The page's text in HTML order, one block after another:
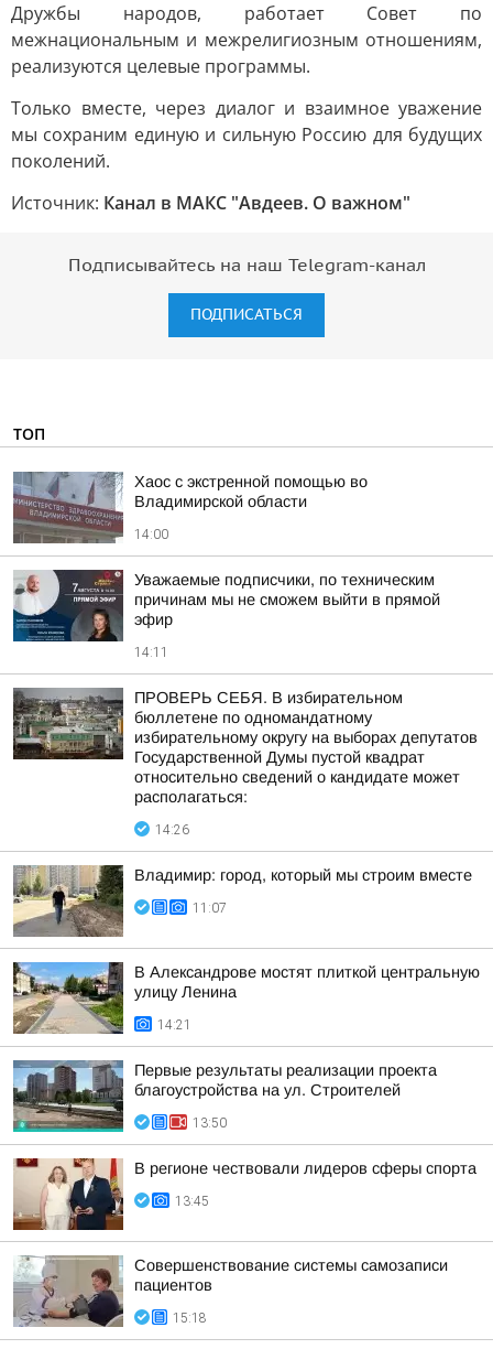
Дружбы народов, работает Совет по
межнациональным и межрелигиозным отношениям,
реализуются целевые программы.
Только вместе, через диалог и взаимное уважение
мы сохраним единую и сильную Россию для будущих
поколений.
Источник: Канал в МАКС "Авдеев. О важном"
Подписывайтесь на наш Telegram-канал
ПОДПИСАТЬСЯ
ТОП
Хаос с экстренной помощью во
Владимирской области
14:00
Уважаемые подписчики, по техническим
причинам мы не сможем выйти в прямой
эфир
14:11
ПРОВЕРЬ СЕБЯ. В избирательном
бюллетене по одномандатному
избирательному округу на выборах депутатов
Государственной Думы пустой квадрат
относительно сведений о кандидате может
располагаться:
14:26
Владимир: город, который мы строим вместе
11:07
В Александрове мостят плиткой центральную
улицу Ленина
14:21
Первые результаты реализации проекта
благоустройства на ул. Строителей
13:50
В регионе чествовали лидеров сферы спорта
13:45
Совершенствование системы самозаписи
пациентов
15:18